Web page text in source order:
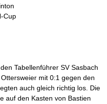
Cup
Tabellenführer SV Sasbach
mit 0:1 gegen den
auch gleich richtig los. Die
auf den Kasten von Bastien